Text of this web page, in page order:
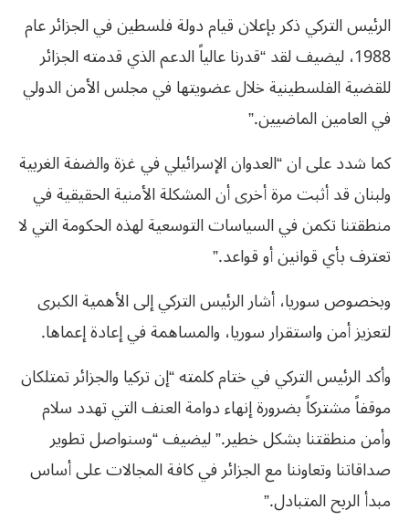
الرئيس التركي ذكر بإعلان قيام دولة فلسطين في الجزائر عام
1988، ليضيف لقد “قدرنا عالياً الدعم الذي قدمته الجزائر
للقضية الفلسطينية خلال عضويتها في مجلس الأمن الدولي
في العامين الماضيين.”
كما شدد على ان “العدوان الإسرائيلي في غزة والضفة الغربية
ولبنان قد أثبت مرة أخرى أن المشكلة الأمنية الحقيقية في
منطقتنا تكمن في السياسات التوسعية لهذه الحكومة التي لا
تعترف بأي قوانين أو قواعد.”
وبخصوص سوريا، أشار الرئيس التركي إلى الأهمية الكبرى
لتعزيز أمن واستقرار سوريا، والمساهمة في إعادة إعماها.
وأكد الرئيس التركي في ختام كلمته “إن تركيا والجزائر تمتلكان
موقفاً مشتركاً بضرورة إنهاء دوامة العنف التي تهدد سلام
وأمن منطقتنا بشكل خطير.” ليضيف “وسنواصل تطوير
صداقاتنا وتعاوننا مع الجزائر في كافة المجالات على أساس
مبدأ الربح المتبادل.”